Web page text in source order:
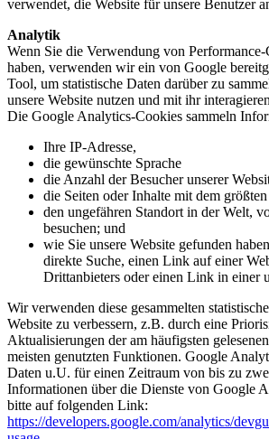
verwendet, die Website für unsere Benutzer
Analytik
Wenn Sie die Verwendung von Performance-
haben, verwenden wir ein von Google
Tool, um statistische Daten darüber zu
unsere Website nutzen und mit ihr
Die Google Analytics-Cookies sammeln
Ihre IP-Adresse,
die gewünschte Sprache
die Anzahl der Besucher unserer
die Seiten oder Inhalte mit dem
den ungefähren Standort in der Welt,
besuchen; und
wie Sie unsere Website gefunden
direkte Suche, einen Link auf einer
Drittanbieters oder einen Link in einer
Wir verwenden diese gesammelten
Website zu verbessern, z.B. durch eine
Aktualisierungen der am häufigsten
meisten genutzten Funktionen. Google
Daten u.U. für einen Zeitraum von bis zu
Informationen über die Dienste von Google
bitte auf folgenden Link:
https://developers.google.com/analytics/